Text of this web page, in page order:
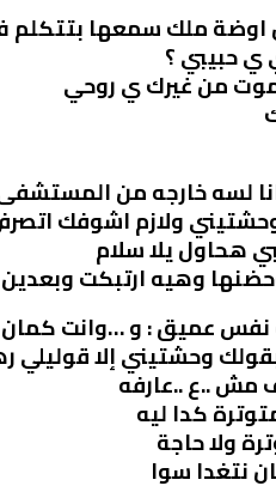
اوضة ملك سمعها
ي حبيبي ؟
من غيرك ي روحي
لسه خارجه من
وحشتيني ولازم اشوفك
هحاول يلا سلام
وهيه ارتبكت
عميق : و …وانت
وحشتيني إلا
مش ..ع ..عارفه
كدا ليه
ولا حاجة
نتغدا سوا